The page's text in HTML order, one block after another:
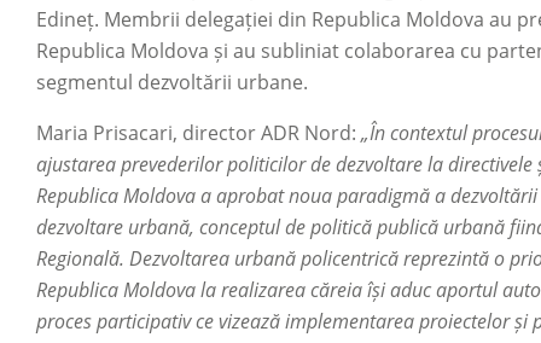
Edineț. Membrii delegației din Republica Moldova au
Republica Moldova și au subliniat colaborarea cu
segmentul dezvoltării urbane.
Maria Prisacari, director ADR Nord: „În contextul
ajustarea prevederilor politicilor de dezvoltare la
Republica Moldova a aprobat noua paradigmă a
dezvoltare urbană, conceptul de politică publică urbană
Regională. Dezvoltarea urbană policentrică reprezintă o
Republica Moldova la realizarea căreia își aduc aportul
proces participativ ce vizează implementarea proiectelor și